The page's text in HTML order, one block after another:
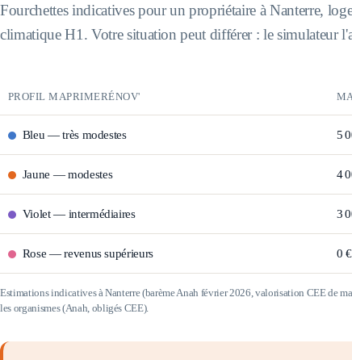
Fourchettes indicatives pour un propriétaire àNanterre,
climatiqueH1 . Votre situation peut différer : le simulateur
PROFIL MAPRIMERÉNOV'
Bleu —très modestes 5
Jaune —modestes 4
Violet— intermédiaires 3
Rose —revenus supérieurs 0 €
Estimations indicatives àNanterre(barème Anah février 2026, valorisation CEE de
les organismes (Anah, obligés CEE).